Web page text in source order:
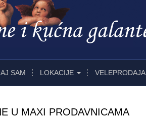
SAM LOKACIJE VELEPRODAJA
U MAXI PRODAVNICAMA